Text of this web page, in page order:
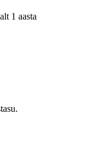
1 aasta